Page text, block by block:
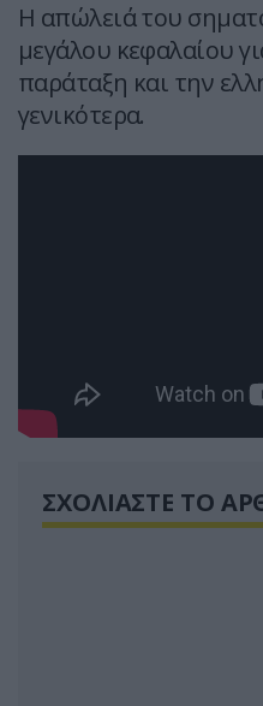
Η απώλειά του
μεγάλου κεφαλαίου
παράταξη και την
γενικότερα.
ΣΧΟΛΙΑΣΤΕ ΤΟ